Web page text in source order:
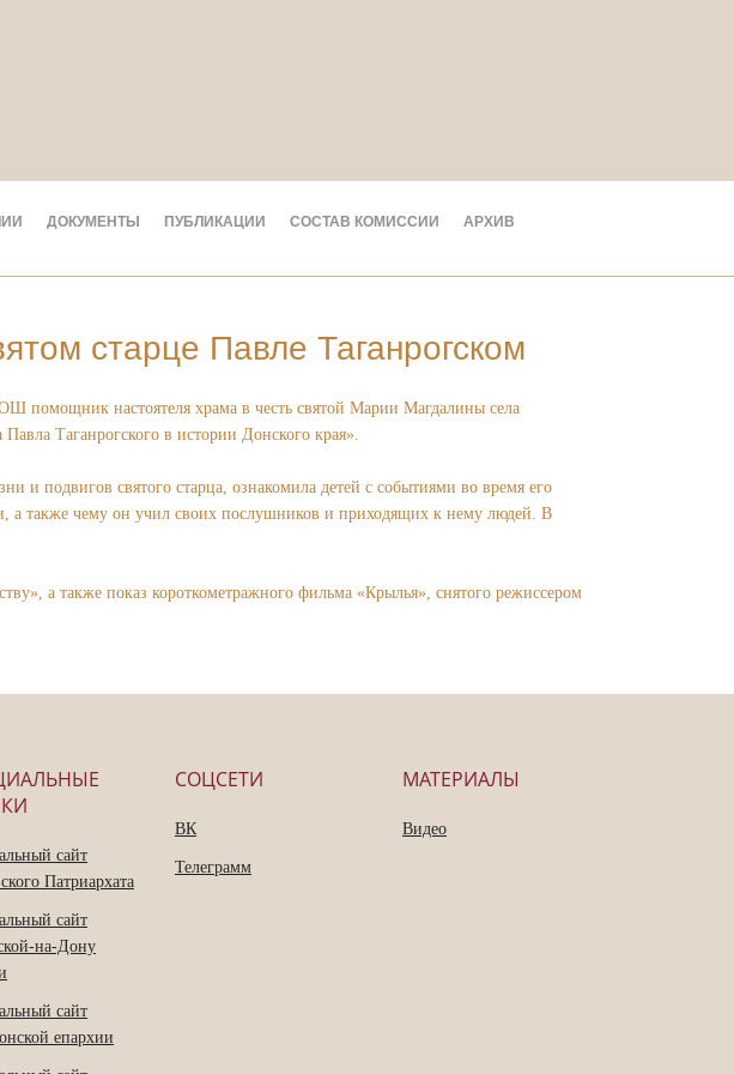
ДОКУМЕНТЫ ПУБЛИКАЦИИ СОСТАВ КОМИССИИ АРХИВ
старце Павле Таганрогском
помощник настоятеля храма в честь святой Марии Магдалины села
Таганрогского в истории Донского края».
и подвигов святого старца, ознакомила детей с событиями во время его
а также чему он учил своих послушников и приходящих к нему людей. В
а также показ короткометражного фильма «Крылья», снятого режиссером
сайт
Патриархата
сайт
на-Дону
сайт
епархии
СОЦСЕТИ
ВК
Телеграмм
МАТЕРИАЛЫ
Видео